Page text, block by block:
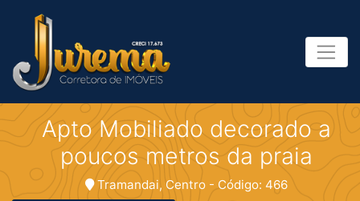
Apto Mobiliado decorado a
poucos metros da praia
Tramandai, Centro - Código: 466